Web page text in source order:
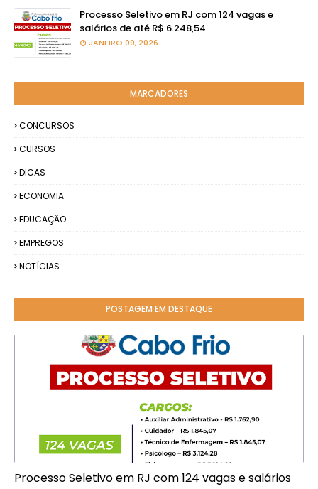
Processo Seletivo em RJ com 124 vagas e
salários de até R$ 6.248,54
JANEIRO 09, 2026
MARCADORES
CONCURSOS
CURSOS
DICAS
ECONOMIA
EDUCAÇÃO
EMPREGOS
NOTÍCIAS
POSTAGEM EM DESTAQUE
Processo Seletivo em RJ com 124 vagas e salários